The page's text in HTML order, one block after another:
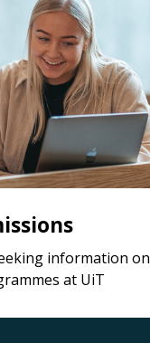
information on
at UiT